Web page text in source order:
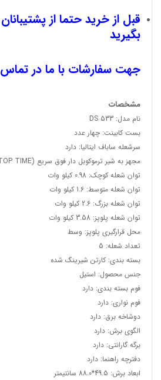
قبل از خرید حتما از
بگیرید
جهت سفارشات با ما در
مشخصات
نام مدل:DS 533
بست کابینت:چهار عدد
سرشعله ساباف ایتالیا:دارد
مجهز به شیر ترموکوبل دار فوق سریع (TOP TIME):
توان شعله کوچک:0.98 کیلو وات
توان شعله متوسط:1.6 کیلو وات
توان شعله بزرگ:2.6 کیلو وات
توان شعله پلوپز:3.58 کیلو وات
محل قرارگیری پلوپز: وسط
تعداد شعله: 5
بسته بندی:کارتن شیرینگ شده
جنس محصول: استیل
فوم بسته بندی:دارد
فوم نواری:دارد
دوشاخه برق:دارد
الگوی برش:دارد
برگه گارانتی:دارد
دفترچه راهنما:دارد
ابعاد برش: 49.5*88.0 سانتیمتر